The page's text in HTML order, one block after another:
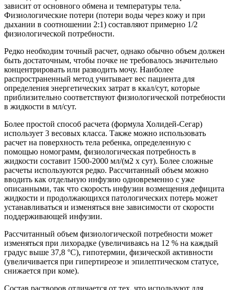
зависит от основного обмена и температуры тела.
Физиологические потери (потери воды через кожу и при
дыхании в соотношении 2:1) составляют примерно 1/2
физиологической потребности.
Редко необходим точный расчет, однако обычно объем должен
быть достаточным, чтобы почке не требовалось значительно
концентрировать или разводить мочу. Наиболее
распространенный метод учитывает вес пациента для
определения энергетических затрат в ккал/сут, которые
приблизительно соответствуют физиологической потребности
в жидкости в мл/сут.
Более простой способ расчета (формула Холидей-Сегар)
использует 3 весовых класса. Также можно использовать
расчет на поверхность тела ребенка, определенную с
помощью номограмм, физиологическая потребность в
жидкости составит 1500-2000 мл/(м2 х сут). Более сложные
расчеты используются редко. Рассчитанный объем можно
вводить как отдельную инфузию одновременно с уже
описанными, так что скорость инфузии возмещения дефицита
жидкости и продолжающихся патологических потерь может
устанавливаться и изменяться вне зависимости от скорости
поддерживающей инфузии.
Рассчитанный объем физиологической потребности может
изменяться при лихорадке (увеличиваясь на 12 % на каждый
градус выше 37,8 °С), гипотермии, физической активности
(увеличивается при гипертиреозе и эпилептическом статусе,
снижается при коме).